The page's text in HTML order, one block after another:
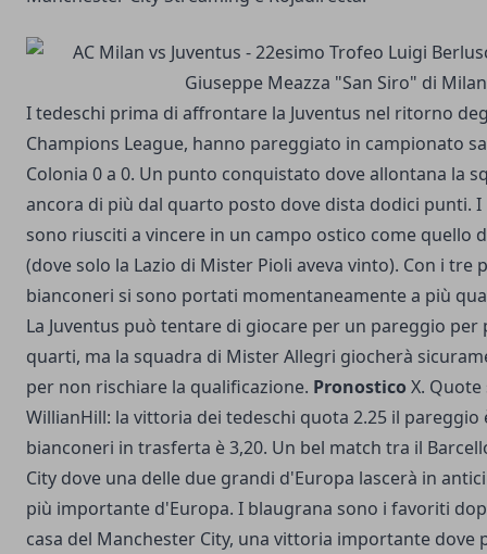
I tedeschi prima di affrontare la Juventus nel ritorno
Champions League, hanno pareggiato in campionato
Colonia 0 a 0. Un punto conquistato dove allontana la
ancora di più dal quarto posto dove dista dodici punti. I
sono riusciti a vincere in un campo ostico come quello
(dove solo la Lazio di Mister Pioli aveva vinto). Con i tre
bianconeri si sono portati momentaneamente a più
La Juventus può tentare di giocare per un pareggio
quarti, ma la squadra di Mister Allegri giocherà
per non rischiare la qualificazione. Pronostico X.
WillianHill: la vittoria dei tedeschi quota 2.25 il pareggio
bianconeri in trasferta è 3,20. Un bel match tra il
City dove una delle due grandi d'Europa lascerà in
più importante d'Europa. I blaugrana sono i favoriti
casa del Manchester City, una vittoria importante dove